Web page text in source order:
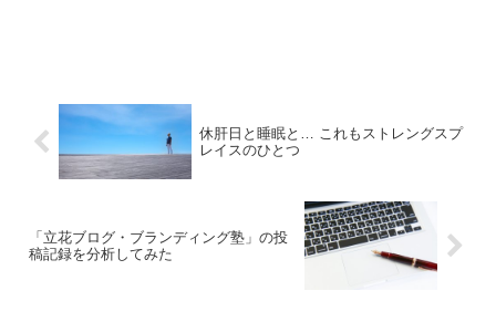
休肝日と睡眠と… これもストレングスプ
レイスのひとつ
「立花ブログ・ブランディング塾」の投
稿記録を分析してみた